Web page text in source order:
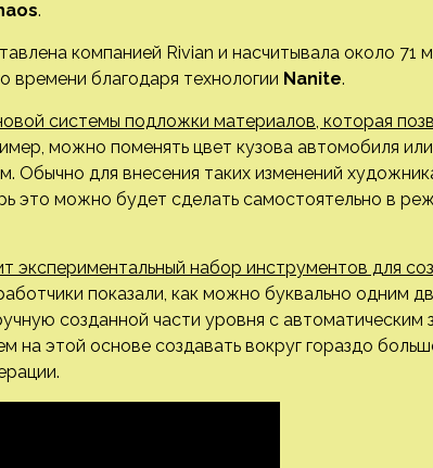
.
компанией Rivian и насчитывала около 71
времени благодаря технологии Nanite.
системы подложки материалов, которая
можно поменять цвет кузова автомобиля или
Обычно для внесения таких изменений
это можно будет сделать самостоятельно в
экспериментальный набор инструментов для
показали, как можно буквально одним
созданной части уровня с автоматическим
на этой основе создавать вокруг гораздо